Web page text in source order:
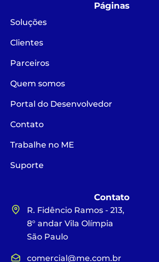
Páginas
Soluções
Clientes
Parceiros
Quem somos
Portal do Desenvolvedor
Contato
Trabalhe no ME
Suporte
Contato
R. Fidêncio Ramos - 213,
8° andar Vila Olímpia
São Paulo
comercial@me.com.br